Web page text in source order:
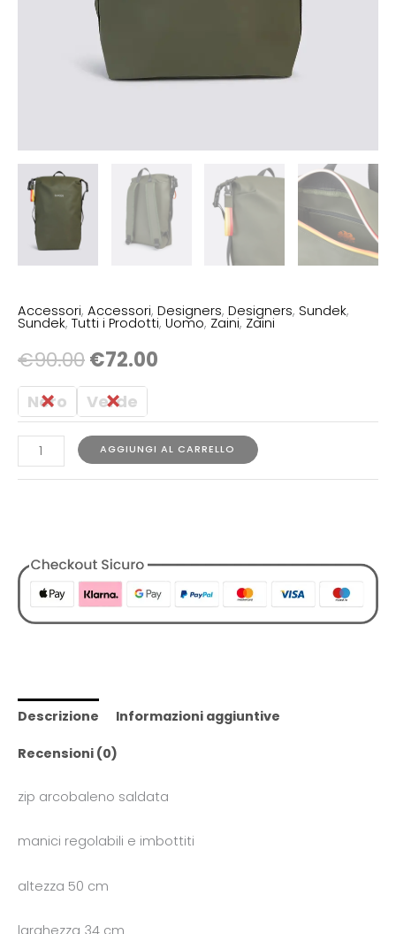
Accessori, Accessori, Designers, Designers, Sundek,
Sundek, Tutti i Prodotti, Uomo, Zaini, Zaini
€90.00€72.00
Nero Verde
AGGIUNGI AL CARRELLO
Descrizione Informazioni aggiuntive
Recensioni (0)
zip arcobaleno saldata
manici regolabili e imbottiti
altezza 50 cm
larghezza 34 cm